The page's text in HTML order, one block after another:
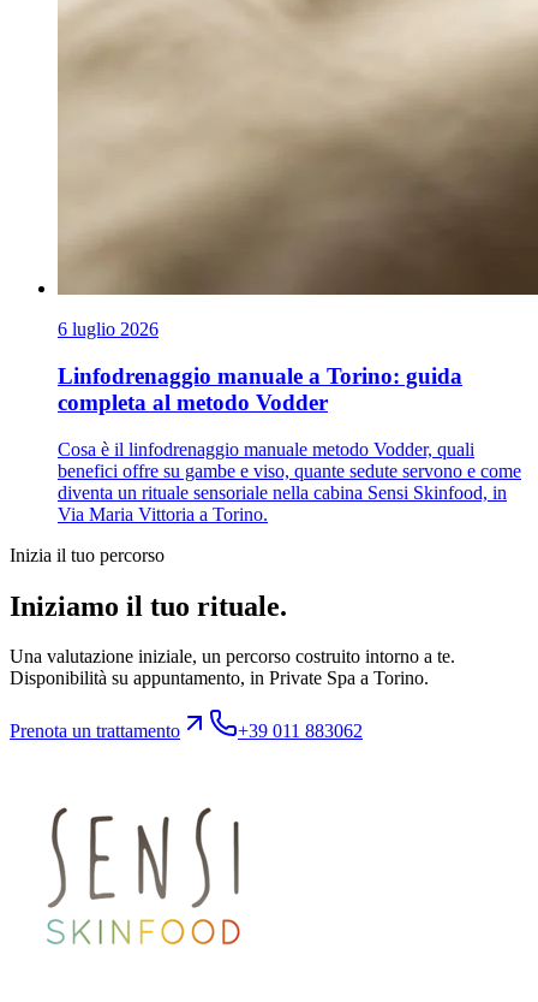
6 luglio 2026
Linfodrenaggio manuale a Torino: guida
completa al metodo Vodder
Cosa è il linfodrenaggio manuale metodo Vodder, quali
benefici offre su gambe e viso, quante sedute servono e come
diventa un rituale sensoriale nella cabina Sensi Skinfood, in
Via Maria Vittoria a Torino.
Inizia il tuo percorso
Iniziamo il tuo rituale.
Una valutazione iniziale, un percorso costruito intorno a te.
Disponibilità su appuntamento, in Private Spa a Torino.
Prenota un trattamento +39 011 883062